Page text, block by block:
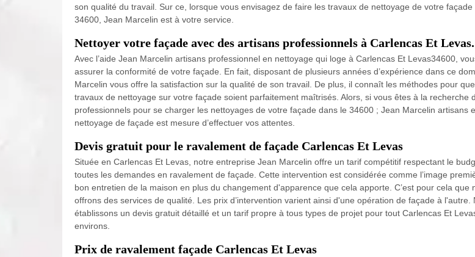
son qualité du travail. Sur ce, lorsque vous envisagez de faire les travaux de nettoyage de votre façade
34600, Jean Marcelin est à votre service.
Nettoyer votre façade avec des artisans professionnels à Carlencas Et Levas.
Avec l’aide Jean Marcelin artisans professionnel en nettoyage qui loge à Carlencas Et Levas34600,
assurer la conformité de votre façade. En fait, disposant de plusieurs années d’expérience dans ce
Marcelin vous offre la satisfaction sur la qualité de son travail. De plus, il connaît les méthodes pour
travaux de nettoyage sur votre façade soient parfaitement maîtrisés. Alors, si vous êtes à la recherche
professionnels pour se charger les nettoyages de votre façade dans le 34600 ; Jean Marcelin artisans
nettoyage de façade est mesure d’effectuer vos attentes.
Devis gratuit pour le ravalement de façade Carlencas Et Levas
Située en Carlencas Et Levas, notre entreprise Jean Marcelin offre un tarif compétitif respectant le
toutes les demandes en ravalement de façade. Cette intervention est considérée comme l’image
bon entretien de la maison en plus du changement d'apparence que cela apporte. C’est pour cela que
offrons des services de qualité. Les prix d’intervention varient ainsi d'une opération de façade à l'autre.
établissons un devis gratuit détaillé et un tarif propre à tous types de projet pour tout Carlencas Et
environs.
Prix de ravalement façade Carlencas Et Levas